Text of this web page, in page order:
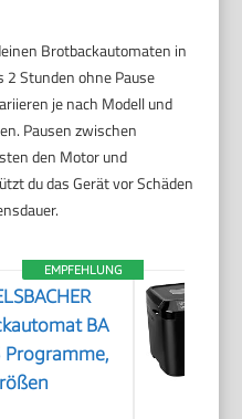
Brotbackautomaten in
2 Stunden ohne Pause
je nach Modell und
Pausen zwischen
den Motor und
du das Gerät vor Schäden
EMPFEHLUNG
BA
Programme,